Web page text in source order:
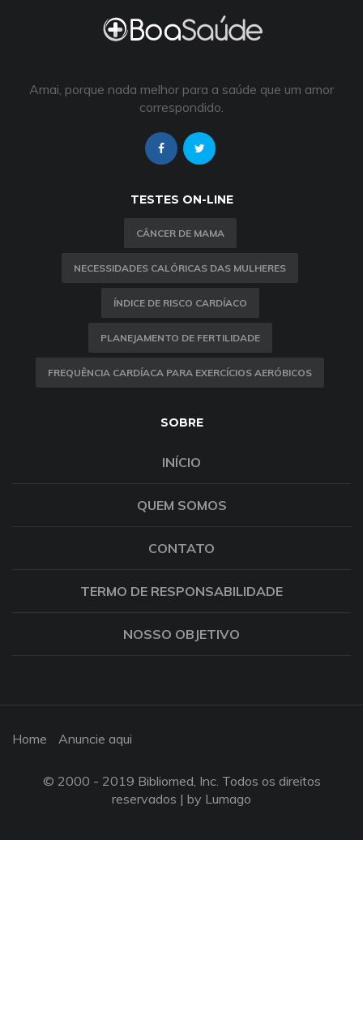
Amai, porque nada melhor para a saúde que um amor
correspondido.
TESTES ON-LINE
CÂNCER DE MAMA
NECESSIDADES CALÓRICAS DAS MULHERES
ÍNDICE DE RISCO CARDÍACO
PLANEJAMENTO DE FERTILIDADE
FREQUÊNCIA CARDÍACA PARA EXERCÍCIOS AERÓBICOS
SOBRE
INÍCIO
QUEM SOMOS
CONTATO
TERMO DE RESPONSABILIDADE
NOSSO OBJETIVO
Home Anuncie aqui
© 2000 - 2019 Bibliomed, Inc. Todos os direitos
reservados | by Lumago